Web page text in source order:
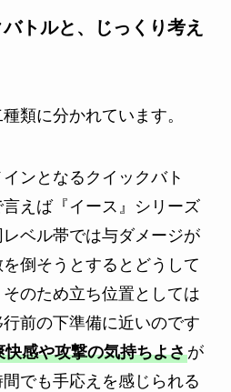
トルと、じっくり考え
類に分かれています。
ンとなるクイックバト
えば『イース』シリーズ
ベル帯では与ダメージが
倒そうとするとどうして
のため立ち位置としては
前の下準備に近いのです
感や攻撃の気持ちよさが
でも手応えを感じられる